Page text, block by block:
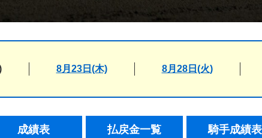
道
8月23日(木) 8月28日(火)
成績表 払戻金一覧 騎手成績表